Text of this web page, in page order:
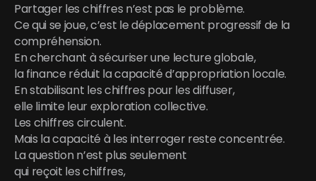
Partager les chiffres n’est pas le problème.
Ce qui se joue, c’est le déplacement progressif de la
compréhension.
En cherchant à sécuriser une lecture globale,
la finance réduit la capacité d’appropriation locale.
En stabilisant les chiffres pour les diffuser,
elle limite leur exploration collective.
Les chiffres circulent.
Mais la capacité à les interroger reste concentrée.
La question n’est plus seulement
qui reçoit les chiffres,